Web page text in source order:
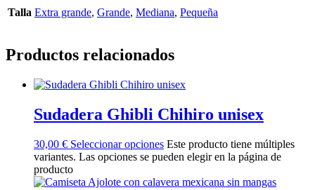
Talla Extra grande, Grande, Mediana, Pequeña
Productos relacionados
Sudadera Ghibli Chihiro unisex
30,00 € Seleccionar opciones Este producto tiene múltiples
variantes. Las opciones se pueden elegir en la página de
producto